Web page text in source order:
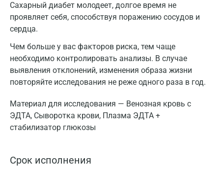
Сахарный диабет молодеет, долгое время не
проявляет себя, способствуя поражению сосудов и
сердца.
Чем больше у вас факторов риска, тем чаще
необходимо контролировать анализы. В случае
выявления отклонений, изменения образа жизни
повторяйте исследования не реже одного раза в год.
Материал для исследования — Венозная кровь с
ЭДТА, Сыворотка крови, Плазма ЭДТА +
стабилизатор глюкозы
Срок исполнения